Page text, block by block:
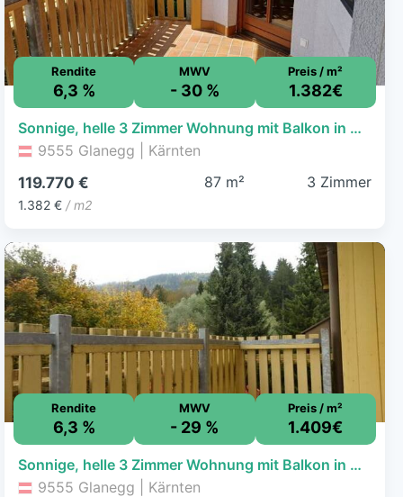
Rendite
6,3 %
MWV
- 30 %
Preis / m²
1.382€
Sonnige, helle 3 Zimmer Wohnung mit Balkon in Glanegg - Friedlach
9555 Glanegg | Kärnten
119.770 €
1.382 € / m2
87 m² 3 Zimmer
Rendite
6,3 %
MWV
- 29 %
Preis / m²
1.409€
Sonnige, helle 3 Zimmer Wohnung mit Balkon in Glanegg - Friedlach
9555 Glanegg | Kärnten